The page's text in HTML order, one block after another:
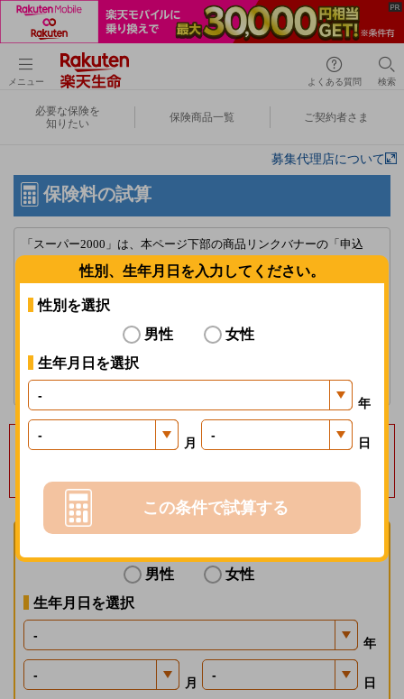
メニュー よくある質問 検索
必要な保険を
知りたい
保険商品一覧 ご契約者さま
募集代理店について
性別、生年月日を入力してください。
性別を選択
男性
女性
生年月日を選択
年
月 日
この条件で試算する
保険料の試算
「スーパー2000」は、本ページ下部の商品リンクバナーの「申込
み」からお進みください。
「楽天生命スーパー医療保険」における入院給付金日額1,000円の新
規申込みの受付停止について
ブラウザの[戻る]を使用しないでください。選択したプランが正しく
毎月保険料１％分の
募集経費の削減効果等を楽天会員に還元する制度で、一定の条件があります。
男性
女性
生年月日を選択
年
月 日